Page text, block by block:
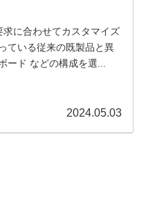
に合わせてカスタマイズ
ている従来の既製品と異
ード などの構成を選...
2024.05.03